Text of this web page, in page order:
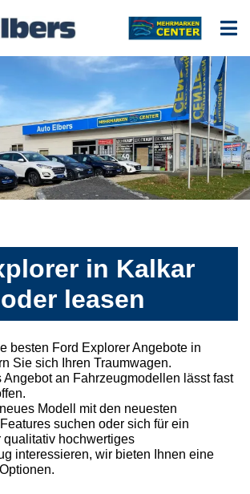
in Kalkar
leasen
besten Ford Explorer Angebote in
Sie sich Ihren Traumwagen.
Angebot an Fahrzeugmodellen lässt fast
Modell mit den neuesten
suchen oder sich für ein
qualitativ hochwertiges
interessieren, wir bieten Ihnen eine